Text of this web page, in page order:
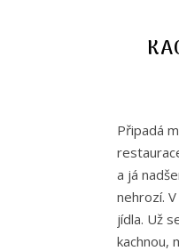
Připadá
a já
nehrozí.
jídla. Už
kachnou,